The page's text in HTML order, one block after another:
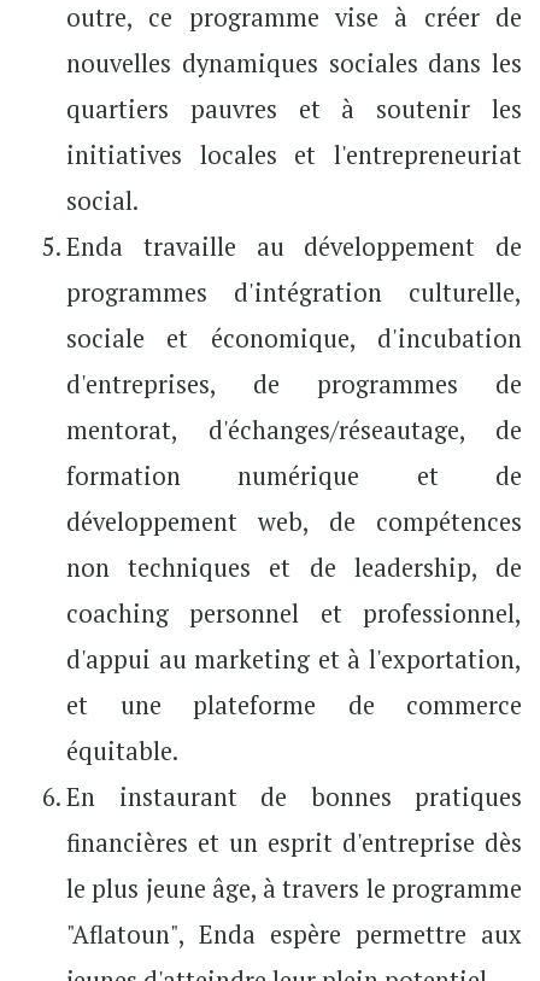
outre, ce programme vise à créer de
nouvelles dynamiques sociales dans les
quartiers pauvres et à soutenir les
initiatives locales et l'entrepreneuriat
social.
Enda travaille au développement de
programmes d'intégration culturelle,
sociale et économique, d'incubation
d'entreprises, de programmes de
mentorat, d'échanges/réseautage, de
formation numérique et de
développement web, de compétences
non techniques et de leadership, de
coaching personnel et professionnel,
d'appui au marketing et à l'exportation,
et une plateforme de commerce
équitable.
En instaurant de bonnes pratiques
financières et un esprit d'entreprise dès
le plus jeune âge, à travers le programme
"Aflatoun", Enda espère permettre aux